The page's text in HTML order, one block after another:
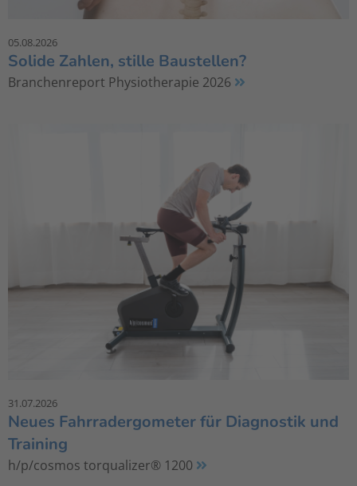
05.08.2026
Solide Zahlen, stille Baustellen?
Branchenreport Physiotherapie 2026
31.07.2026
Neues Fahrradergometer für Diagnostik und
Training
h/p/cosmos torqualizer® 1200